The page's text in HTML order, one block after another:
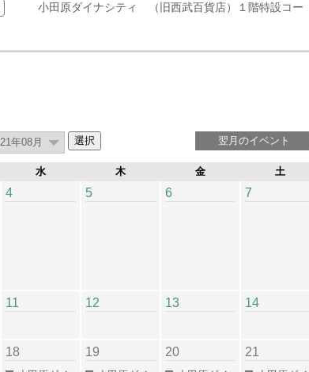
小田原ダイナシティ （旧西武百貨店）１階特設コー
翌月のイベント
水 木 金 土
4 5 6 7
11 12 13 14
18 19 20 21